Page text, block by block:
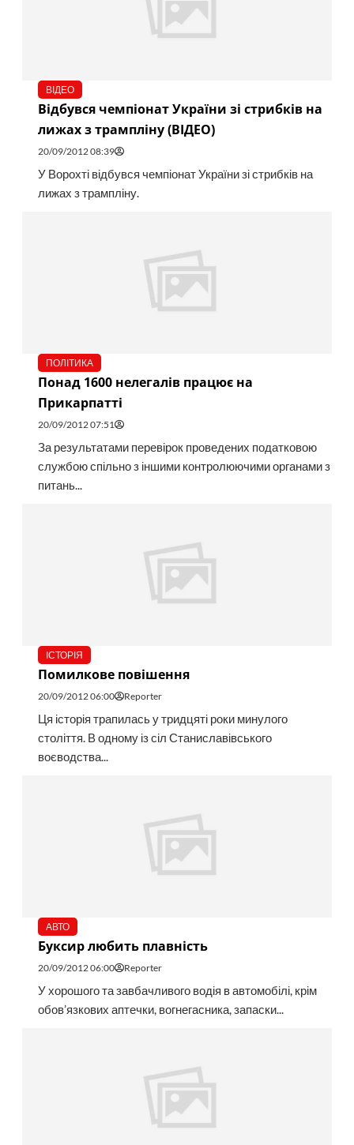
ВІДЕО
Відбувся чемпіонат України зі стрибків на
лижах з трампліну (ВІДЕО)
20/09/2012 08:39
У Ворохті відбувся чемпіонат України зі стрибків на
лижах з трампліну.
ПОЛІТИКА
Понад 1600 нелегалів працює на
Прикарпатті
20/09/2012 07:51
За результатами перевірок проведених податковою
службою спільно з іншими контролюючими органами з
питань...
ІСТОРІЯ
Помилкове повішення
20/09/2012 06:00 Reporter
Ця історія трапилась у тридцяті роки минулого
століття. В одному із сіл Станиславівського
воєводства...
АВТО
Буксир любить плавність
20/09/2012 06:00 Reporter
У хорошого та завбачливого водія в автомобілі, крім
обов’язкових аптечки, вогнегасника, запаски...